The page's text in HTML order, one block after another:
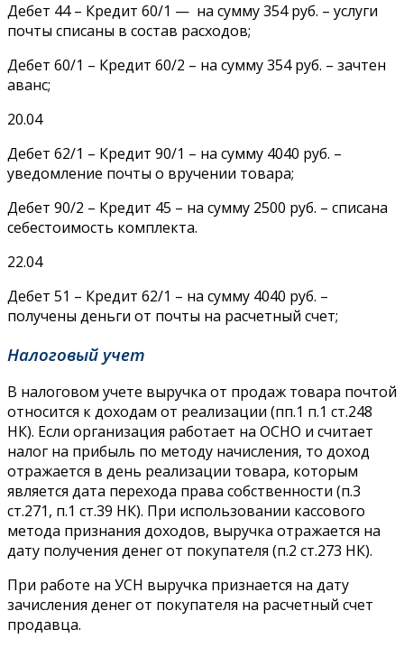
Дебет 44 – Кредит 60/1 — на сумму 354 руб. – услуги
почты списаны в состав расходов;
Дебет 60/1 – Кредит 60/2 – на сумму 354 руб. – зачтен
аванс;
20.04
Дебет 62/1 – Кредит 90/1 – на сумму 4040 руб. –
уведомление почты о вручении товара;
Дебет 90/2 – Кредит 45 – на сумму 2500 руб. – списана
себестоимость комплекта.
22.04
Дебет 51 – Кредит 62/1 – на сумму 4040 руб. –
получены деньги от почты на расчетный счет;
Налоговый учет
В налоговом учете выручка от продаж товара почтой
относится к доходам от реализации (пп.1 п.1 ст.248
НК). Если организация работает на ОСНО и считает
налог на прибыль по методу начисления, то доход
отражается в день реализации товара, которым
является дата перехода права собственности (п.3
ст.271, п.1 ст.39 НК). При использовании кассового
метода признания доходов, выручка отражается на
дату получения денег от покупателя (п.2 ст.273 НК).
При работе на УСН выручка признается на дату
зачисления денег от покупателя на расчетный счет
продавца.